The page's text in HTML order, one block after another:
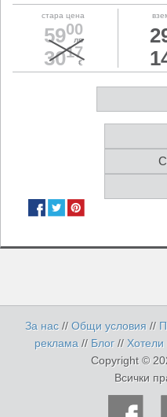
стара цена
5900
лв
3017
€
За нас //Общи условия //
реклама // Блог // Хотели
Copyright ©
Всички